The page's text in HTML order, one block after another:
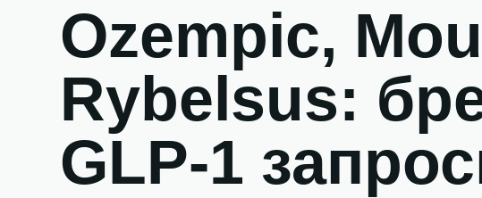
Ozempic,
Rybelsus:
GLP-1